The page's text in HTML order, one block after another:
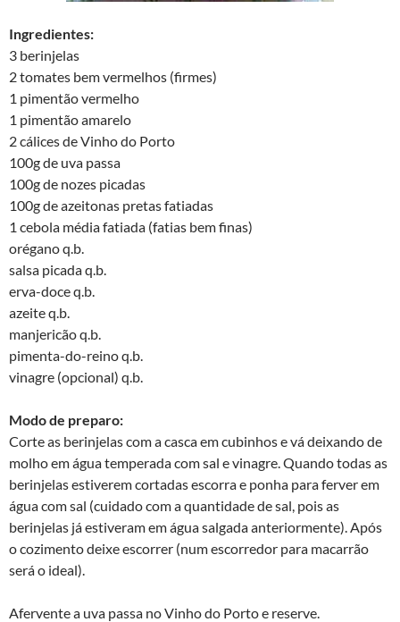
Ingredientes:
3 berinjelas
2 tomates bem vermelhos (firmes)
1 pimentão vermelho
1 pimentão amarelo
2 cálices de Vinho do Porto
100g de uva passa
100g de nozes picadas
100g de azeitonas pretas fatiadas
1 cebola média fatiada (fatias bem finas)
orégano q.b.
salsa picada q.b.
erva-doce q.b.
azeite q.b.
manjericão q.b.
pimenta-do-reino q.b.
vinagre (opcional) q.b.
Modo de preparo:
Corte as berinjelas com a casca em cubinhos e vá deixando de
molho em água temperada com sal e vinagre. Quando todas as
berinjelas estiverem cortadas escorra e ponha para ferver em
água com sal (cuidado com a quantidade de sal, pois as
berinjelas já estiveram em água salgada anteriormente). Após
o cozimento deixe escorrer (num escorredor para macarrão
será o ideal).
Afervente a uva passa no Vinho do Porto e reserve.